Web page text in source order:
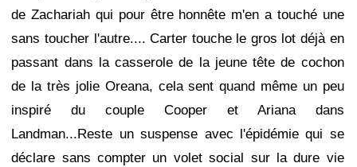
de Zachariah qui pour être honnête m'en a touché une
sans toucher l'autre.... Carter touche le gros lot déjà en
passant dans la casserole de la jeune tête de cochon
de la très jolie Oreana, cela sent quand même un peu
inspiré du couple Cooper et Ariana dans
Landman...Reste un suspense avec l'épidémie qui se
déclare sans compter un volet social sur la dure vie